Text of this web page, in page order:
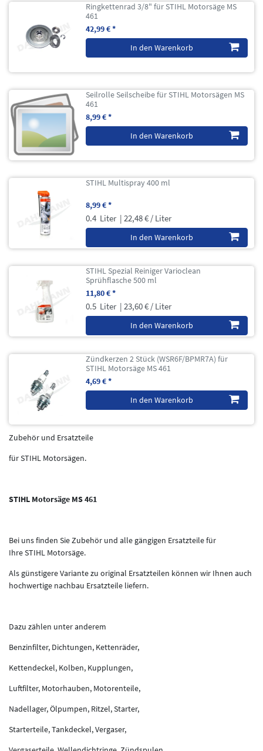
Ringkettenrad 3/8" für STIHL Motorsäge MS
461
42,99 € *
In den Warenkorb
Seilrolle Seilscheibe für STIHL Motorsägen MS
461
8,99 € *
In den Warenkorb
STIHL Multispray 400 ml
8,99 € *
0.4 Liter | 22,48 € / Liter
In den Warenkorb
STIHL Spezial Reiniger Varioclean
Sprühflasche 500 ml
11,80 € *
0.5 Liter | 23,60 € / Liter
In den Warenkorb
Zündkerzen 2 Stück (WSR6F/BPMR7A) für
STIHL Motorsäge MS 461
4,69 € *
In den Warenkorb
Zubehör und Ersatzteile
für STIHL Motorsägen.
STIHL Motorsäge MS 461
Bei uns finden Sie Zubehör und alle gängigen Ersatzteile für
Ihre STIHL Motorsäge.
Als günstigere Variante zu original Ersatzteilen können wir Ihnen auch
hochwertige nachbau Ersatzteile liefern.
Dazu zählen unter anderem
Benzinfilter, Dichtungen, Kettenräder,
Kettendeckel, Kolben, Kupplungen,
Luftfilter, Motorhauben, Motorenteile,
Nadellager, Ölpumpen, Ritzel, Starter,
Starterteile, Tankdeckel, Vergaser,